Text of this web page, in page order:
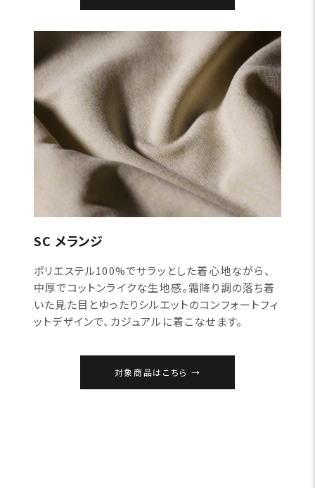
SC メランジ
ポリエステル100%でサラッとした着心地ながら、
中厚でコットンライクな生地感。霜降り調の落ち着
いた見た目とゆったりシルエットのコンフォートフィ
ットデザインで、カジュアルに着こなせます。
対象商品はこちら